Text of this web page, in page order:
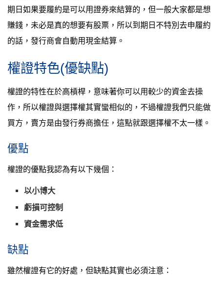
期日如果要履約是可以用證券來結算的，但一般大家都是想
賺錢，未必是真的想要有股票，所以到期日不特別去申履約
的話，發行商會自動用現金結算。
權證特色(優缺點)
權證的特性在於高槓桿，意味著你可以用較少的資金去操
作，所以權證與選擇權其實蠻相似的，不過權證我們只能做
買方，賣方是由發行券商擔任，這點就跟選擇權不太一樣。
優點
權證的優點我認為有以下幾個：
以小博大
虧損可控制
資金需求低
缺點
雖然權證有它的好處，但缺點其實也必須注意：